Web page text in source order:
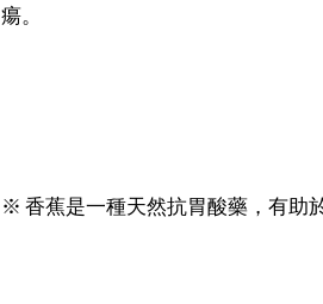
瘍。
※ 香蕉是一種天然抗胃酸藥，有助